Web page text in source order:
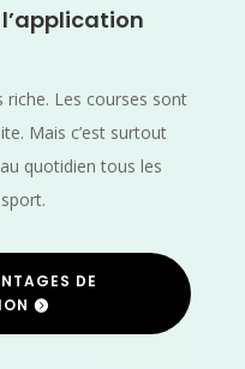
riche. Les courses sont
Mais c’est surtout
quotidien tous les
DE